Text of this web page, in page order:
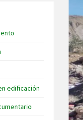
edificación